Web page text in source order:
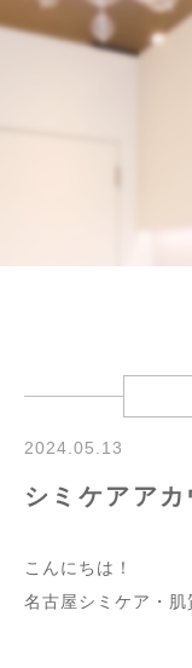
2024.05.13
シミケアアカ
こんにちは！
名古屋シミケア・